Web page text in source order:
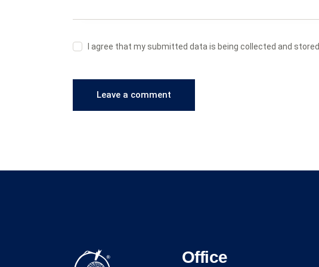
I agree that my submitted data is being collected and stored.
Office